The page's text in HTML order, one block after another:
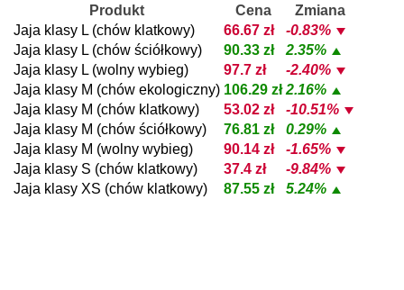
Produkt
Cena
Zmiana
Jaja klasy L (chów klatkowy)
66.67 zł
-0.83%
Jaja klasy L (chów ściółkowy)
90.33 zł
2.35%
Jaja klasy L (wolny wybieg)
97.7 zł
-2.40%
Jaja klasy M (chów ekologiczny) 106.29 zł 2.16%
Jaja klasy M (chów klatkowy)
53.02 zł
-10.51%
Jaja klasy M (chów ściółkowy)
76.81 zł
0.29%
Jaja klasy M (wolny wybieg)
90.14 zł
-1.65%
Jaja klasy S (chów klatkowy)
37.4 zł
-9.84%
Jaja klasy XS (chów klatkowy)
87.55 zł 5.24%